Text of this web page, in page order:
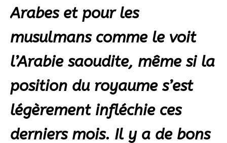
Arabes et pour les
musulmans comme le voit
l’Arabie saoudite, même si la
position du royaume s’est
légèrement infléchie ces
derniers mois. Il y a de bons